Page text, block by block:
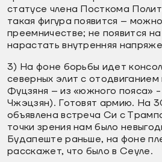
статусе члена Посткома
такая фигура появится –
преемничестве; не появится
нарастать внутренняя
3) На фоне борьбы идет
северных элит с
Фуцзяня – из «южного пояса»
Чжэцзян). Готовят армию. На
объявлена встреча Си с
точки зрения нам было
Будапеште раньше, на фоне
расскажет, что было в Сеуле.